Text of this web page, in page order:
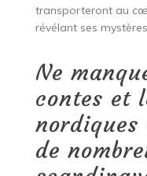
transporteront au
révélant ses
Ne
contes et
de